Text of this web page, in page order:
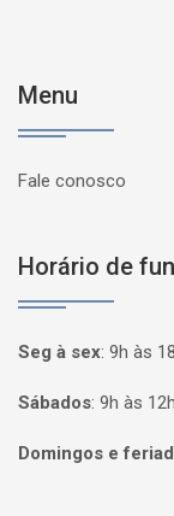
Menu
Fale conosco
Horário de
Seg à sex: 9h às
Sábados: 9h às 12h
Domingos e